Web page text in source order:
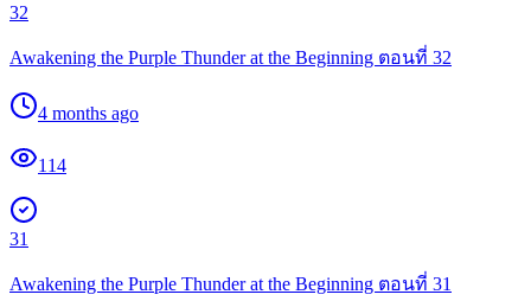
32
Awakening the Purple Thunder at the Beginning ตอนที่ 32
4 months ago
114
31
Awakening the Purple Thunder at the Beginning ตอนที่ 31